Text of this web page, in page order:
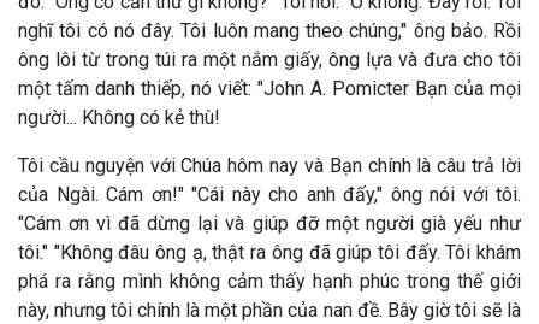
nghĩ tôi có nó đây. Tôi luôn mang theo chúng," ông bảo. Rồi
ông lôi từ trong túi ra một nắm giấy, ông lựa và đưa cho tôi
một tấm danh thiếp, nó viết: "John A. Pomicter Bạn của mọi
người... Không có kẻ thù!
Tôi cầu nguyện với Chúa hôm nay và Bạn chính là câu trả lời
của Ngài. Cám ơn!" "Cái này cho anh đấy," ông nói với tôi.
"Cám ơn vì đã dừng lại và giúp đỡ một người già yếu như
tôi." "Không đâu ông ạ, thật ra ông đã giúp tôi đấy. Tôi khám
phá ra rằng mình không cảm thấy hạnh phúc trong thế giới
này, nhưng tôi chính là một phần của nan đề. Bây giờ tôi sẽ là